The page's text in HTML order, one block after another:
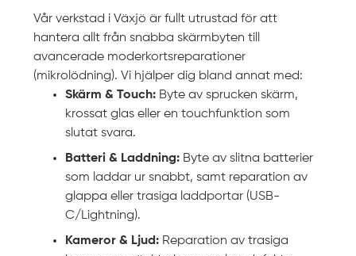
Vår verkstad i Växjö är fullt utrustad för att
hantera allt från snabba skärmbyten till
avancerade moderkortsreparationer
(mikrolödning). Vi hjälper dig bland annat med:
Skärm & Touch: Byte av sprucken skärm,
krossat glas eller en touchfunktion som
slutat svara.
Batteri & Laddning: Byte av slitna batterier
som laddar ur snabbt, samt reparation av
glappa eller trasiga laddportar (USB-
C/Lightning).
Kameror & Ljud: Reparation av trasiga